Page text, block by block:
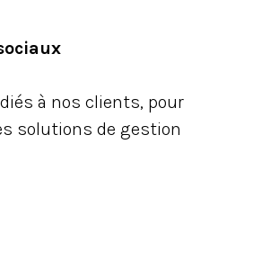
à nos clients, pour
solutions de gestion